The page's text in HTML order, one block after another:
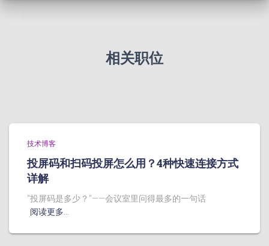
相关职位
技术博客
投屏码和扫码投屏怎么用？4种快速连接方式
详解
“投屏码是多少？”——会议室里问得最多的一句话
阅读更多…